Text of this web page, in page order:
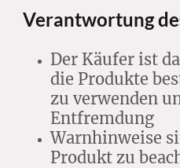
Verantwortung
Der Käufer ist
die Produkte
zu verwenden
Entfremdung
Warnhinweise
Produkt zu